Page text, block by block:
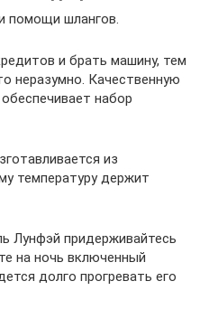
помощи шлангов.
и брать машину, тем
неразумно. Качественную
набор
из
температуру держит
Лунфэй придерживайтесь
на ночь включенный
долго прогревать его